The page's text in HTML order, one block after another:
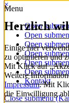
Menu
Open
Open
Open
Open
Open
Open
Kontakt
Close submenu
×
Herzlich
Einige hier
zu optimieren und
Mit Klick auf
Weitere
Impressum. Mit
die Einwilligung